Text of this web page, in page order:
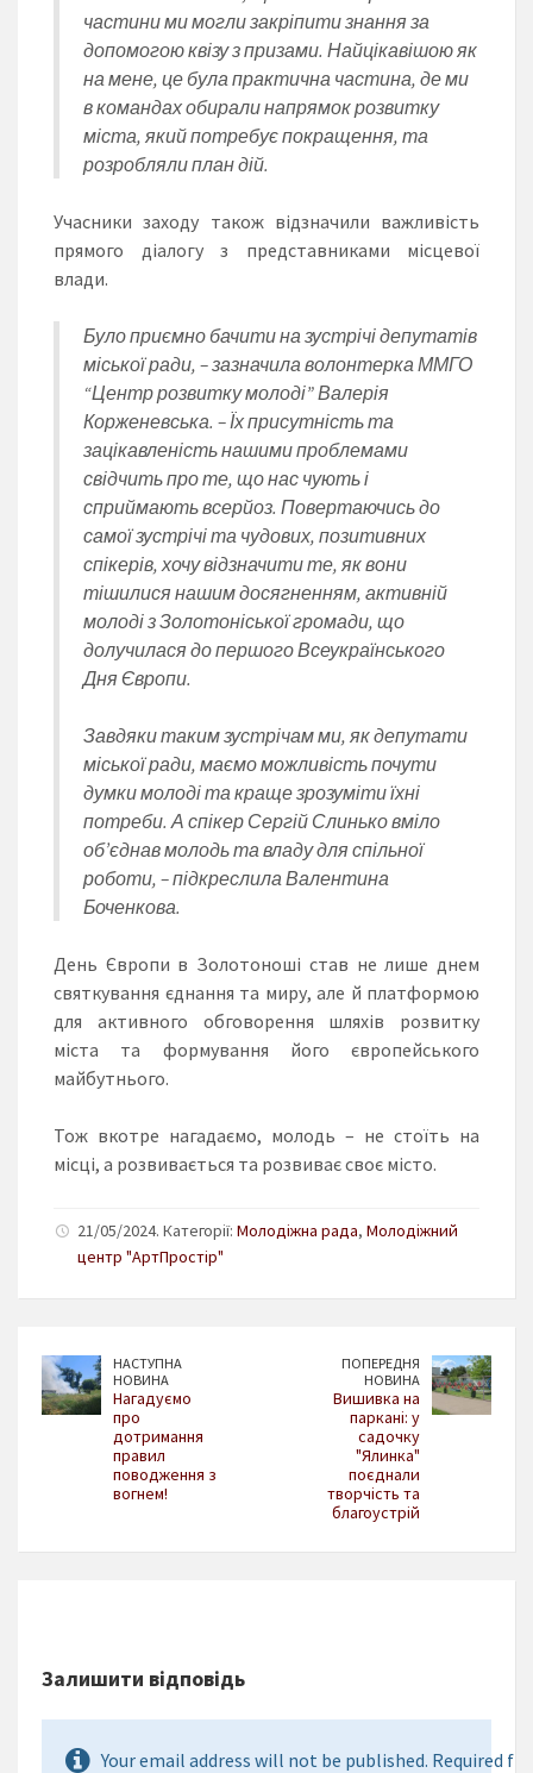
частини ми могли закріпити знання за
допомогою квізу з призами. Найцікавішою як
на мене, це була практична частина, де ми
в командах обирали напрямок розвитку
міста, який потребує покращення, та
розробляли план дій.
Учасники заходу також відзначили важливість
прямого діалогу з представниками місцевої
влади.
Було приємно бачити на зустрічі депутатів
міської ради, – зазначила волонтерка ММГО
“Центр розвитку молоді” Валерія
Корженевська. – Їх присутність та
зацікавленість нашими проблемами
свідчить про те, що нас чують і
сприймають всерйоз. Повертаючись до
самої зустрічі та чудових, позитивних
спікерів, хочу відзначити те, як вони
тішилися нашим досягненням, активній
молоді з Золотоніської громади, що
долучилася до першого Всеукраїнського
Дня Європи.
Завдяки таким зустрічам ми, як депутати
міської ради, маємо можливість почути
думки молоді та краще зрозуміти їхні
потреби. А спікер Сергій Слинько вміло
об’єднав молодь та владу для спільної
роботи, – підкреслила Валентина
Боченкова.
День Європи в Золотоноші став не лише днем
святкування єднання та миру, але й платформою
для активного обговорення шляхів розвитку
міста та формування його європейського
майбутнього.
Тож вкотре нагадаємо, молодь – не стоїть на
місці, а розвивається та розвиває своє місто.
21/05/2024. Категорії: Молодіжна рада, Молодіжний
центр "АртПростір"
НАСТУПНА
НОВИНА
Нагадуємо
про
дотримання
правил
поводження з
вогнем!
ПОПЕРЕДНЯ
НОВИНА
Вишивка на
паркані: у
садочку
"Ялинка"
поєднали
творчість та
благоустрій
Залишити відповідь
Your email address will not be published. Required